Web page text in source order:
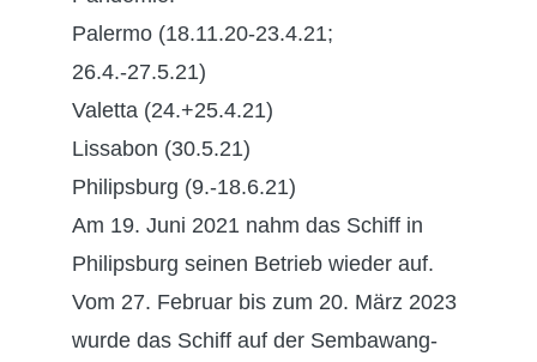
Palermo (18.11.20-23.4.21;
26.4.-27.5.21)
Valetta (24.+25.4.21)
Lissabon (30.5.21)
Philipsburg (9.-18.6.21)
Am 19. Juni 2021 nahm das Schiff in
Philipsburg seinen Betrieb wieder auf.
Vom 27. Februar bis zum 20. März 2023
wurde das Schiff auf der Sembawang-